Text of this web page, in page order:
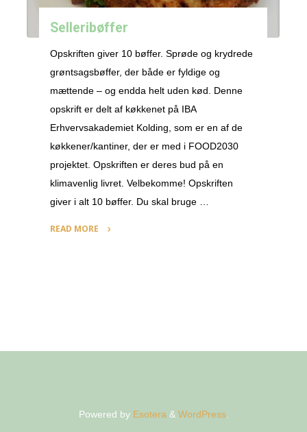
Selleribøffer
Opskriften giver 10 bøffer. Sprøde og krydrede
grøntsagsbøffer, der både er fyldige og
mættende – og endda helt uden kød. Denne
opskrift er delt af køkkenet på IBA
Erhvervsakademiet Kolding, som er en af de
køkkener/kantiner, der er med i FOOD2030
projektet. Opskriften er deres bud på en
klimavenlig livret. Velbekomme! Opskriften
giver i alt 10 bøffer. Du skal bruge …
READ MORE
Powered byEsotera& WordPress.